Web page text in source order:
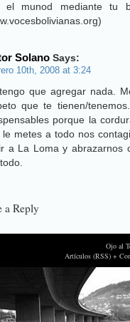
el munod mediante tu
Solano Says:
10th, 2008 at 3:24
que agregar nada.
que te tienen/
porque la
le metes a todo nos
a La Loma y abrazarnos
a Reply
Ojo al
Artículos (RSS) +